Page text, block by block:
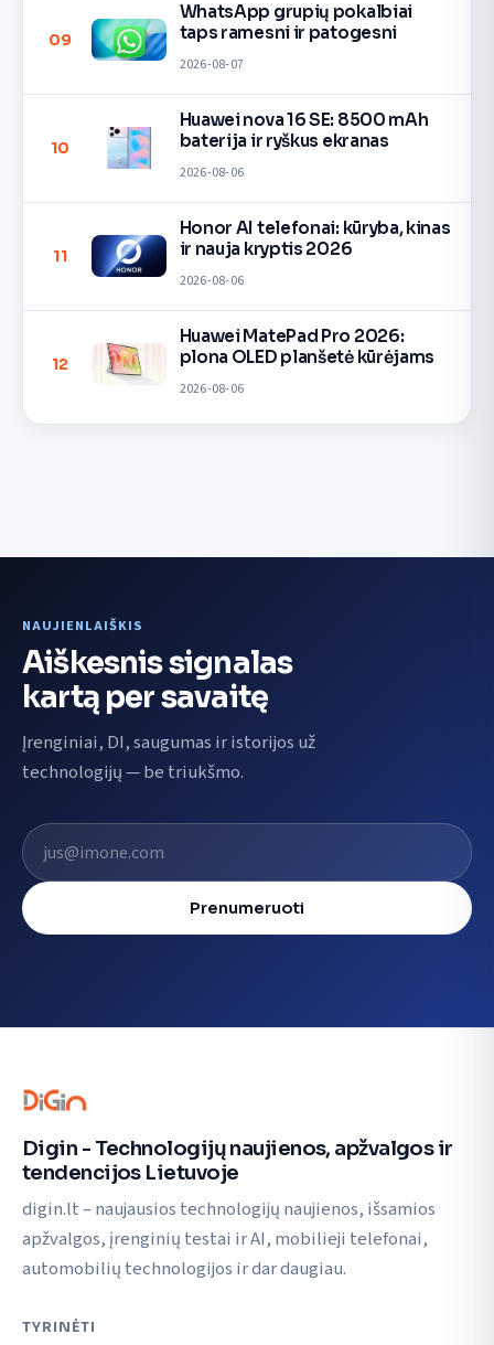
09
WhatsApp grupių pokalbiai
taps ramesni ir patogesni
2026-08-07
10
Huawei nova 16 SE: 8500 mAh
baterija ir ryškus ekranas
2026-08-06
11
Honor AI telefonai: kūryba, kinas
ir nauja kryptis 2026
2026-08-06
12
Huawei MatePad Pro 2026:
plona OLED planšetė kūrėjams
2026-08-06
NAUJIENLAIŠKIS
Aiškesnis signalas
kartą per savaitę
Įrenginiai, DI, saugumas ir istorijos už
technologijų — be triukšmo.
El. pašto adresas
Prenumeruoti
Digin - Technologijų naujienos, apžvalgos ir
tendencijos Lietuvoje
digin.lt – naujausios technologijų naujienos, išsamios
apžvalgos, įrenginių testai ir AI, mobilieji telefonai,
automobilių technologijos ir dar daugiau.
TYRINĖTI